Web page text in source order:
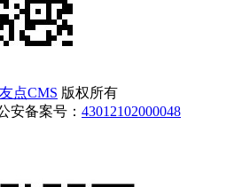
友点CMS 版权所有
安备案号： 43012102000048